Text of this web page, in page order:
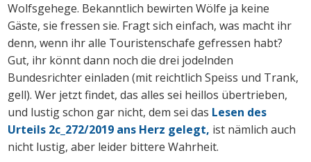
Wolfsgehege. Bekanntlich bewirten Wölfe ja keine
Gäste, sie fressen sie. Fragt sich einfach, was macht ihr
denn, wenn ihr alle Touristenschafe gefressen habt?
Gut, ihr könnt dann noch die drei jodelnden
Bundesrichter einladen (mit reichtlich Speiss und Trank,
gell). Wer jetzt findet, das alles sei heillos übertrieben,
und lustig schon gar nicht, dem sei das Lesen des
Urteils 2c_272/2019 ans Herz gelegt, ist nämlich auch
nicht lustig, aber leider bittere Wahrheit.